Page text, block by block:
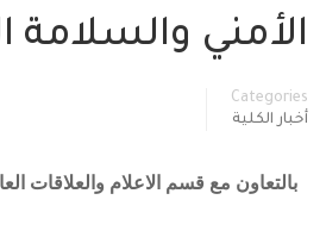
الأمني والسلامة
Categories
أخبار الكلية
بالتعاون مع قسم الاعلام والعلاقات